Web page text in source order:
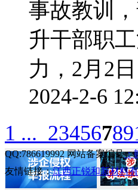
事故教训
升干部职
力，2月2
2024-2-6
1 ... 23456789
QQ:786619992 网站备案编号：
友情链接：江西正锐和新材料